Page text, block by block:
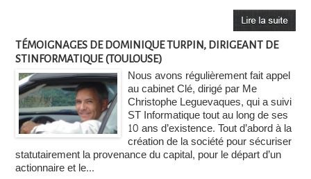
TÉMOIGNAGES DE DOMINIQUE TURPIN, DIRIGEANT DE
STINFORMATIQUE (TOULOUSE)
Nous avons régulièrement fait appel
au cabinet Clé, dirigé par Me
Christophe Leguevaques, qui a suivi
ST Informatique tout au long de ses
10 ans d’existence. Tout d’abord à la
création de la société pour sécuriser
statutairement la provenance du capital, pour le départ d’un
actionnaire et le...